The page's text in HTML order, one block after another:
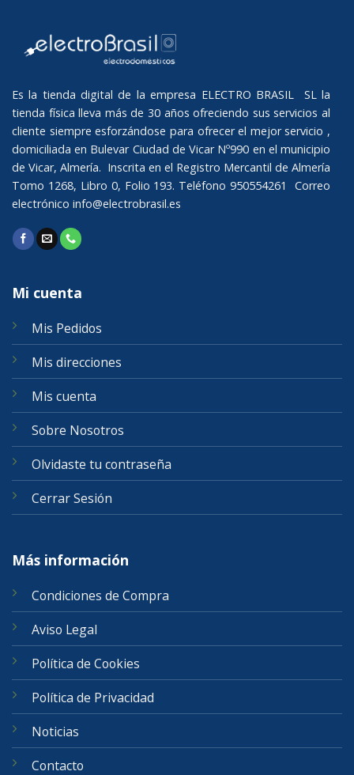
Es la tienda digital de la empresa ELECTRO BRASIL SL la
tienda física lleva más de 30 años ofreciendo sus servicios al
cliente siempre esforzándose para ofrecer el mejor servicio ,
domiciliada en Bulevar Ciudad de Vicar Nº990 en el municipio
de Vicar, Almería. Inscrita en el Registro Mercantil de Almería
Tomo 1268, Libro 0, Folio 193. Teléfono 950554261 Correo
electrónico info@electrobrasil.es
Mi cuenta
Mis Pedidos
Mis direcciones
Mis cuenta
Sobre Nosotros
Olvidaste tu contraseña
Cerrar Sesión
Más información
Condiciones de Compra
Aviso Legal
Política de Cookies
Política de Privacidad
Noticias
Contacto